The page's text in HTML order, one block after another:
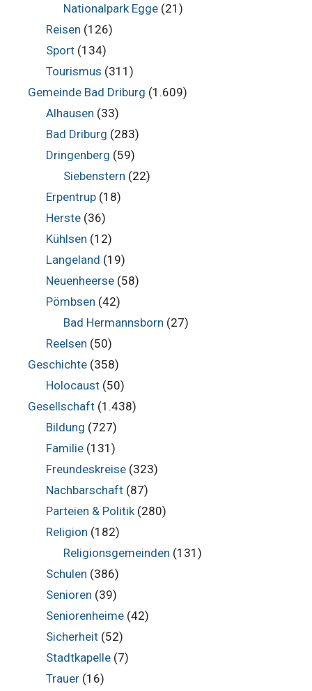
Nationalpark Egge (21)
Reisen (126)
Sport(134)
Tourismus (311)
Gemeinde Bad Driburg (1.609)
Alhausen (33)
Bad Driburg (283)
Dringenberg (59)
Siebenstern (22)
Erpentrup(18)
Herste(36)
Kühlsen (12)
Langeland (19)
Neuenheerse(58)
Pömbsen (42)
Bad Hermannsborn (27)
Reelsen (50)
Geschichte (358)
Holocaust(50)
Gesellschaft (1.438)
Bildung (727)
Familie(131)
Freundeskreise(323)
Nachbarschaft(87)
Parteien & Politik(280)
Religion (182)
Religionsgemeinden (131)
Schulen (386)
Senioren (39)
Seniorenheime(42)
Sicherheit(52)
Stadtkapelle(7)
Trauer(16)